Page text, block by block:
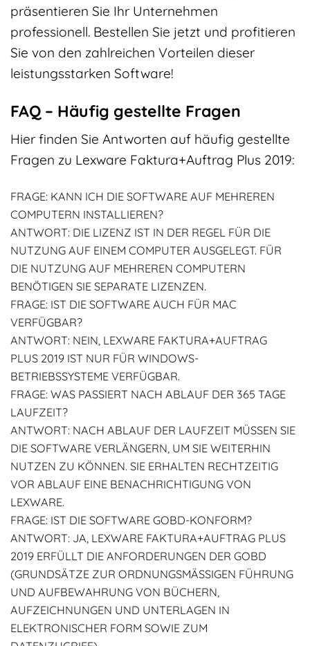
präsentieren Sie Ihr Unternehmen
professionell. Bestellen Sie jetzt und profitieren
Sie von den zahlreichen Vorteilen dieser
leistungsstarken Software!
FAQ – Häufig gestellte Fragen
Hier finden Sie Antworten auf häufig gestellte
Fragen zu Lexware Faktura+Auftrag Plus 2019:
FRAGE: KANN ICH DIE SOFTWARE AUF MEHREREN
COMPUTERN INSTALLIEREN?
ANTWORT: DIE LIZENZ IST IN DER REGEL FÜR DIE
NUTZUNG AUF EINEM COMPUTER AUSGELEGT. FÜR
DIE NUTZUNG AUF MEHREREN COMPUTERN
BENÖTIGEN SIE SEPARATE LIZENZEN.
FRAGE: IST DIE SOFTWARE AUCH FÜR MAC
VERFÜGBAR?
ANTWORT: NEIN, LEXWARE FAKTURA+AUFTRAG
PLUS 2019 IST NUR FÜR WINDOWS-
BETRIEBSSYSTEME VERFÜGBAR.
FRAGE: WAS PASSIERT NACH ABLAUF DER 365 TAGE
LAUFZEIT?
ANTWORT: NACH ABLAUF DER LAUFZEIT MÜSSEN SIE
DIE SOFTWARE VERLÄNGERN, UM SIE WEITERHIN
NUTZEN ZU KÖNNEN. SIE ERHALTEN RECHTZEITIG
VOR ABLAUF EINE BENACHRICHTIGUNG VON
LEXWARE.
FRAGE: IST DIE SOFTWARE GOBD-KONFORM?
ANTWORT: JA, LEXWARE FAKTURA+AUFTRAG PLUS
2019 ERFÜLLT DIE ANFORDERUNGEN DER GOBD
(GRUNDSÄTZE ZUR ORDNUNGSMÄSSIGEN FÜHRUNG U
ND AUFBEWAHRUNG VON BÜCHERN, A
UFZEICHNUNGEN UND UNTERLAGEN IN E
LEKTRONISCHER FORM SOWIE ZUM D